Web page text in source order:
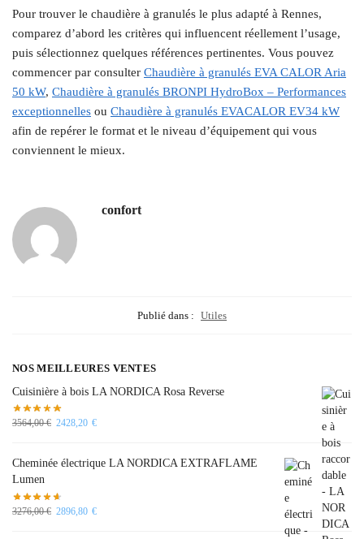
Pour trouver le chaudière à granulés le plus adapté à Rennes,
comparez d’abord les critères qui influencent réellement l’usage,
puis sélectionnez quelques références pertinentes. Vous pouvez
commencer par consulter Chaudière à granulés EVA CALOR Aria
50 kW, Chaudière à granulés BRONPI HydroBox – Performances
exceptionnelles ou Chaudière à granulés EVACALOR EV34 kW
afin de repérer le format et le niveau d’équipement qui vous
conviennent le mieux.
confort
Publié dans : Utiles
NOS MEILLEURES VENTES
Cuisinière à bois LA NORDICA Rosa Reverse
3564,00€ 2428,20 €
Cheminée électrique LA NORDICA EXTRAFLAME
Lumen
3276,00€ 2896,80 €